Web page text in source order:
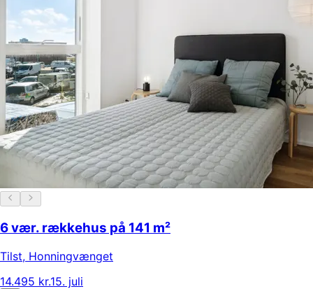
6 vær. rækkehus på 141 m²
Tilst, Honningvænget
14.495 kr.15. juli